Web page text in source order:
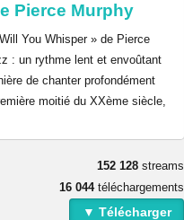
Pierce Murphy
You Whisper » de Pierce
: un rythme lent et envoûtant
de chanter profondément
moitié du XXème siècle,
152 128 streams
16 044téléchargements
▼ Télécharger